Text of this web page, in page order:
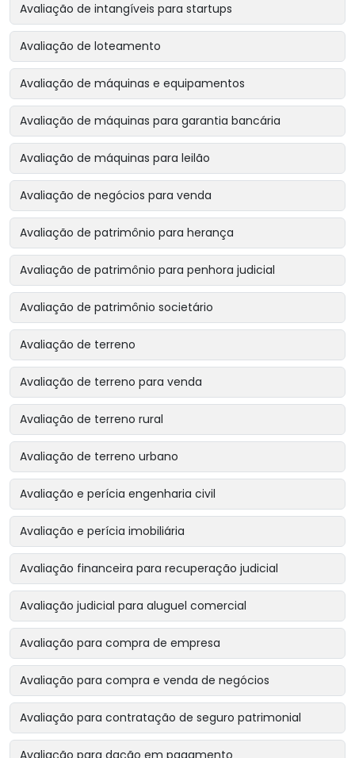
Avaliação de intangíveis para startups
Avaliação de loteamento
Avaliação de máquinas e equipamentos
Avaliação de máquinas para garantia bancária
Avaliação de máquinas para leilão
Avaliação de negócios para venda
Avaliação de patrimônio para herança
Avaliação de patrimônio para penhora judicial
Avaliação de patrimônio societário
Avaliação de terreno
Avaliação de terreno para venda
Avaliação de terreno rural
Avaliação de terreno urbano
Avaliação e perícia engenharia civil
Avaliação e perícia imobiliária
Avaliação financeira para recuperação judicial
Avaliação judicial para aluguel comercial
Avaliação para compra de empresa
Avaliação para compra e venda de negócios
Avaliação para contratação de seguro patrimonial